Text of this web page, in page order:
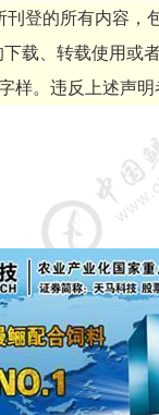
刊登的所有内容，
载、转载使用或
样。违反上述声